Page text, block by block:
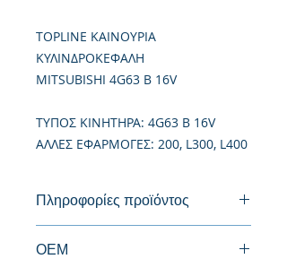
TOPLINE ΚΑΙΝΟΥΡΙΑ
ΚΥΛΙΝΔΡΟΚΕΦΑΛΗ
MITSUBISHI 4G63 B 16V
TΥΠΟΣ ΚΙΝΗΤΗΡΑ: 4G63 B 16V
ΑΛΛΕΣ ΕΦΑΡΜΟΓΕΣ: 200, L300, L400
Πληροφορίες προϊόντος
ΟΕΜ